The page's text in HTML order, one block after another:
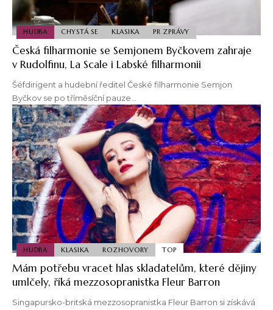
HUDBA CHYSTÁ SE KLASIKA PR ZPRÁVY
Česká filharmonie se Semjonem Byčkovem zahraje
v Rudolfinu, La Scale i Labské filharmonii
Šéfdirigent a hudební ředitel České filharmonie Semjon
Byčkov se po tříměsíční pauze…
HUDBA KLASIKA ROZHOVORY TOP
Mám potřebu vracet hlas skladatelům, které dějiny
umlčely, říká mezzosopranistka Fleur Barron
Singapursko-britská mezzosopranistka Fleur Barron si získává